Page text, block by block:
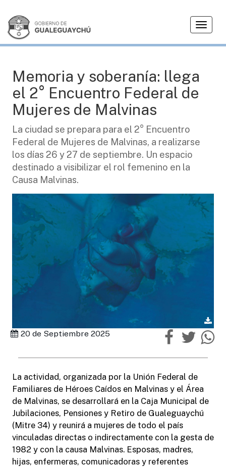
T
g
n
MALVINAS
Memoria y soberanía: llega
el 2° Encuentro Federal de
Mujeres de Malvinas
La ciudad se prepara para el 2° Encuentro
Federal de Mujeres de Malvinas, a realizarse
los días 26 y 27 de septiembre. Un espacio
destinado a visibilizar el rol femenino en la
Causa Malvinas.
20 de Septiembre 2025
La actividad, organizada por la Unión Federal de
Familiares de Héroes Caídos en Malvinas y el Área
de Malvinas, se desarrollará en la Caja Municipal de
Jubilaciones, Pensiones y Retiro de Gualeguaychú
(Mitre 34) y reunirá a mujeres de todo el país
vinculadas directas o indirectamente con la gesta de
1982 y con la causa Malvinas. Esposas, madres,
hijas, enfermeras, comunicadoras y referentes